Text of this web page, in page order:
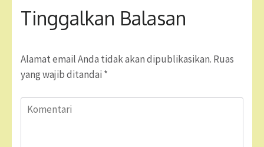
Tinggalkan Balasan
Alamat email Anda tidak akan dipublikasikan. Ruas
yang wajib ditandai *
Komentari